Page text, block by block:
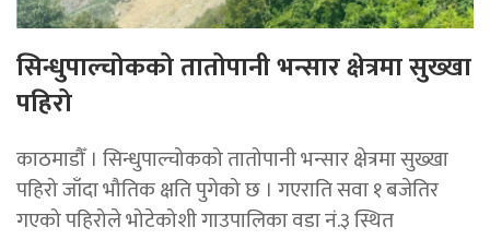
सिन्धुपाल्चोकको तातोपानी भन्सार क्षेत्रमा सुख्खा
पहिरो
काठमाडौँ । सिन्धुपाल्चोकको तातोपानी भन्सार क्षेत्रमा सुख्खा
पहिरो जाँदा भौतिक क्षति पुगेको छ । गएराति सवा १ बजेतिर
गएको पहिरोले भोटेकोशी गाउपालिका वडा नं.३ स्थित